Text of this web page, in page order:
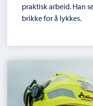
praktisk arbeid. Han
brikke for å lykkes.